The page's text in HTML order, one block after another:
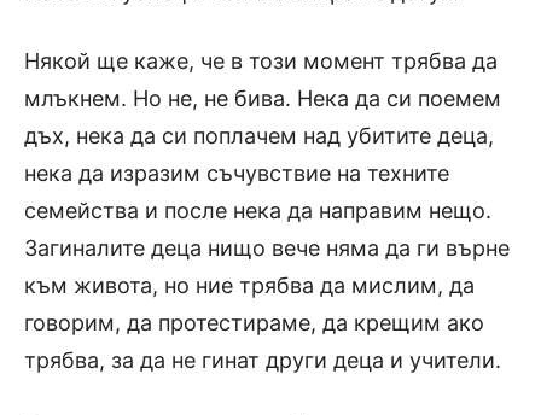
Някой ще каже, че в този момент трябва да
млъкнем. Но не, не бива. Нека да си поемем
дъх, нека да си поплачем над убитите деца,
нека да изразим съчувствие на техните
семейства и после нека да направим нещо.
Загиналите деца нищо вече няма да ги върне
към живота, но ние трябва да мислим, да
говорим, да протестираме, да крещим ако
трябва, за да не гинат други деца и учители.